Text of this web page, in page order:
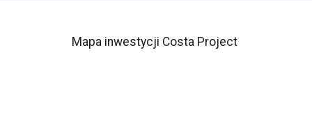
Mapa inwestycji Costa Project